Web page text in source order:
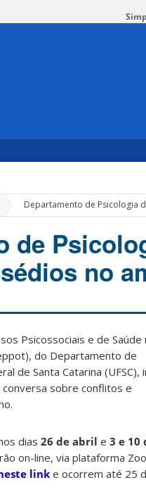
» Departamento de Psicologia
de
no
Psicossociais e de Saúde
do Departamento de
de Santa Catarina (UFSC),
sobre conflitos e
dias 26 de abril e 3 e 10
on-line, via plataforma
link e ocorrem até 25